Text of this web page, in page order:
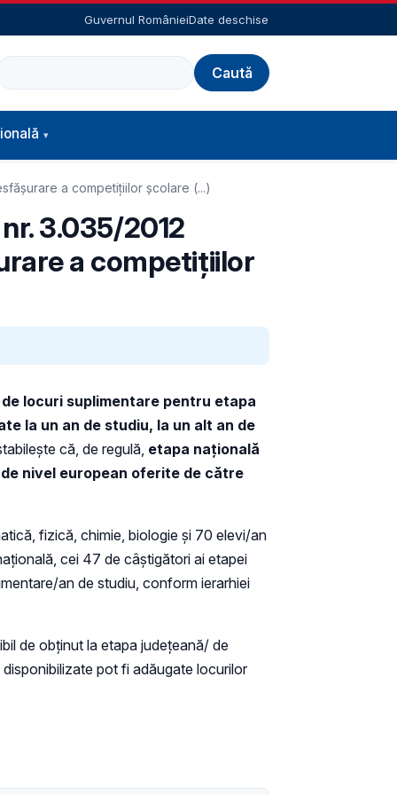
Guvernul RomânieiDate deschise
a competițiilor școlare (...)
3.035/2012
a competițiilor
locuri suplimentare pentru etapa
la un an de studiu, la un alt an de
că, de regulă, etapa națională
nivel european oferite de către
fizică, chimie, biologie și 70 elevi/an
cei 47 de câștigători ai etapei
an de studiu, conform ierarhiei
de obţinut la etapa judeţeană/ de
pot fi adăugate locurilor